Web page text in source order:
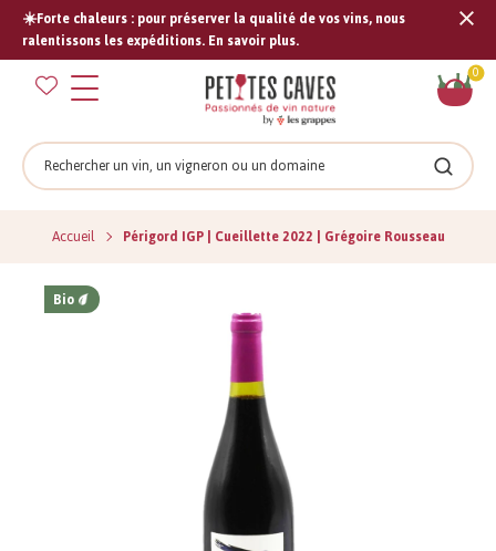
☀️Forte chaleurs : pour préserver la qualité de vos vins, nous
ralentissons les expéditions. En savoir plus.
0
Rechercher
Accueil Périgord IGP | Cueillette 2022 | Grégoire Rousseau
Bio